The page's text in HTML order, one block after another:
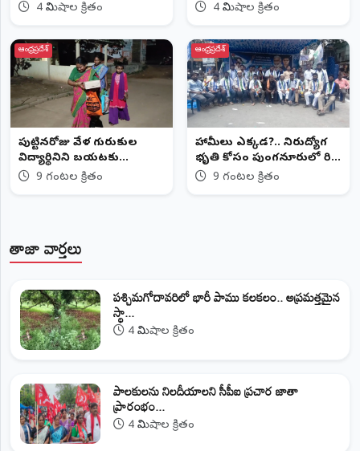
స్థానికులు
4 నిమిషాల క్రితం 4 నిమిషాల క్రితం
ఆంధ్రప్రదేశ్
పుట్టినరోజు వేళ గురుకుల
విద్యార్థినిని బయటకు
పంపించారంటూ ఆరోపణలు
9 గంటల క్రితం
ఆంధ్రప్రదేశ్
హామీలు ఎక్కడ?.. నిరుద్యోగ
భృతి కోసం పుంగనూరులో రిలే
దీక్షలు!..9 గంటల క్రితం
తాజా వార్తలు
పశ్చిమగోదావరిలో భారీ పాము కలకలం.. అప్రమత్తమైన
స్థా...
4 నిమిషాల క్రితం
పాలకులను నిలదీయాలని సీపీఐ ప్రచార జాతా
ప్రారంభం...
4 నిమిషాల క్రితం